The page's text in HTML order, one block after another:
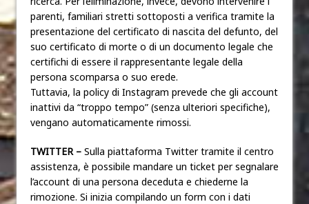
parenti, familiari stretti sottoposti a verifica tramite la
presentazione del certificato di nascita del defunto, del
suo certificato di morte o di un documento legale che
certifichi di essere il rappresentante legale della
persona scomparsa o suo erede.
Tuttavia, la policy di Instagram prevede che gli account
inattivi da “troppo tempo” (senza ulteriori specifiche),
vengano automaticamente rimossi.
TWITTER – Sulla piattaforma Twitter tramite il centro
assistenza, è possibile mandare un ticket per segnalare
l’account di una persona deceduta e chiederne la
rimozione. Si inizia compilando un form con i dati